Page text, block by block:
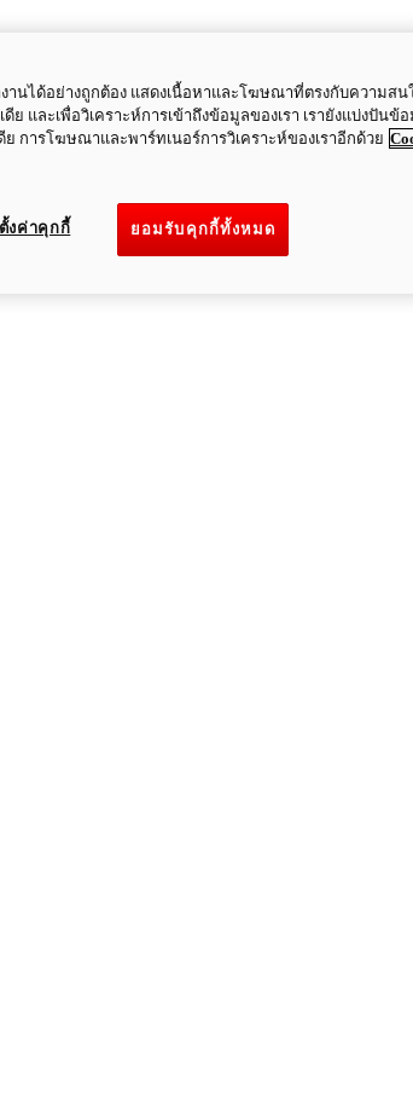
งานได้อย่างถูกต้อง แสดงเนื้อหาและโฆษณาที่ตรงกับความสน
และเพื่อวิเคราะห์การเข้าถึงข้อมูลของเรา เรายังแบ่งปันข้
การโฆษณาและพาร์ทเนอร์การวิเคราะห์ของเราอีกด้วย
ยอมรับคุกกี้ทั้งหมด
งค่าคุกกี้